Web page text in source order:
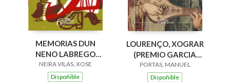
MEMORIAS DUN
NENO LABREGO
(B.N.VILAS)
NEIRA VILAS, XOSE
Dispoñible
LOURENÇO, XOGRAR
(PREMIO GARCIA
BARROS 2015)
PORTAS, MANUEL
Dispoñible